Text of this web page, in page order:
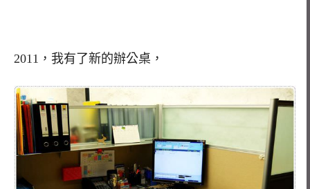
2011，我有了新的辦公桌，